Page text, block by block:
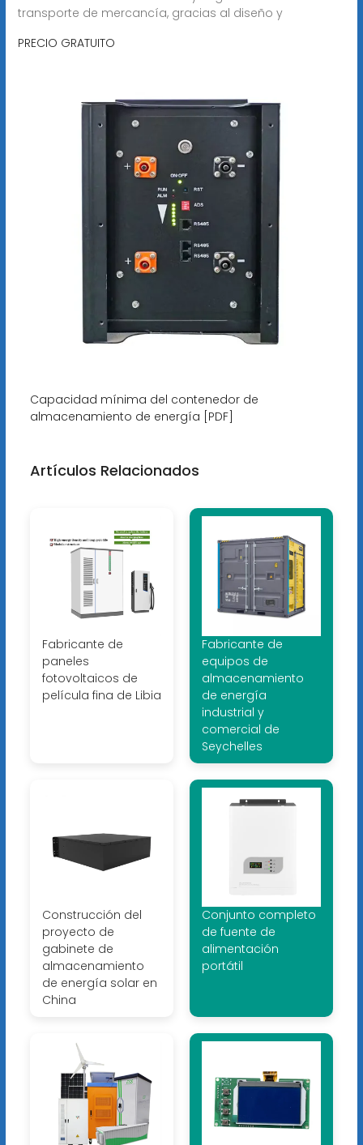
transporte de mercancía, gracias al diseño y
PRECIO GRATUITO
Capacidad mínima del contenedor de
almacenamiento de energía [PDF]
Artículos Relacionados
Fabricante de
paneles
fotovoltaicos de
película fina de Libia
Fabricante de
equipos de
almacenamiento
de energía
industrial y
comercial de
Seychelles
Construcción del
proyecto de
gabinete de
almacenamiento
de energía solar en
China
Conjunto completo
de fuente de
alimentación
portátil